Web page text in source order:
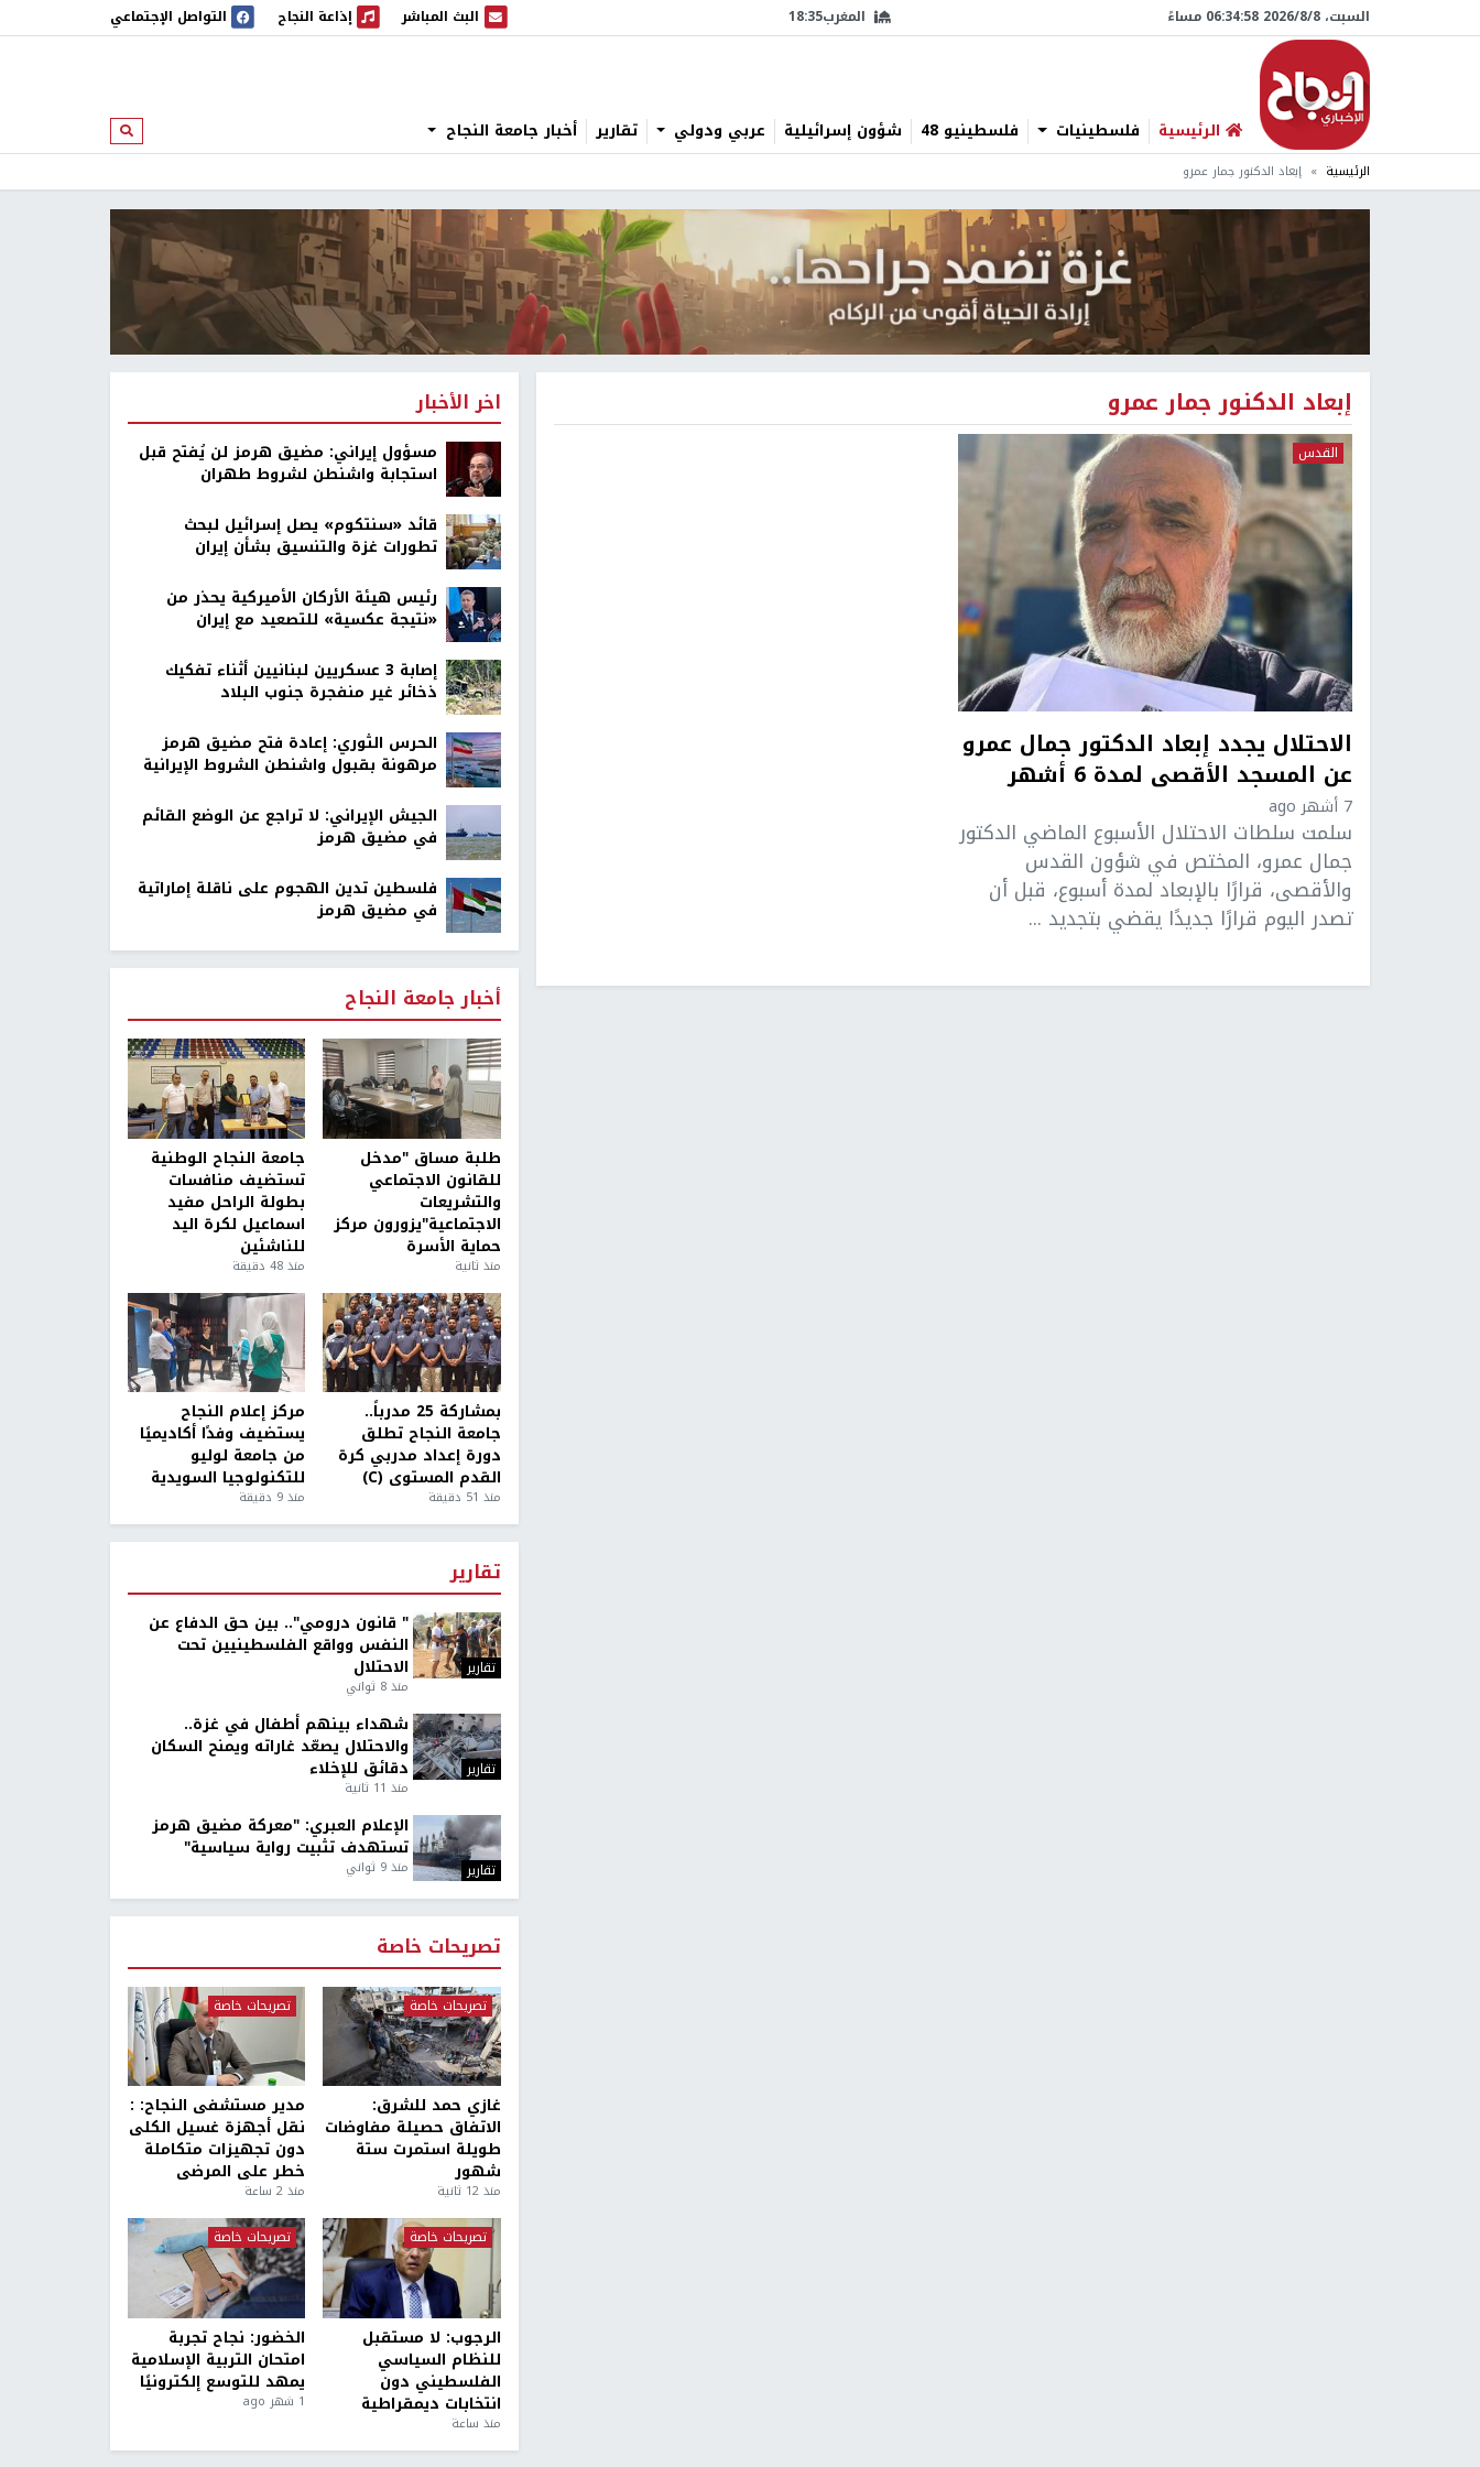
السبت، 8/‏8/‏2026 06:34:58 مساءً المغرب18:35 البث المباشر
البث المباشر إذاعة النجاح
إذاعة النجاح التواصل الإجتماعي
الرئيسية فلسطينيات فلسطينيو 48 شؤون إسرائيلية عربي ودولي تقارير أخبار جامعة النجاح ابحث
الرئيسية إبعاد الدكنور جمار عمرو
إبعاد الدكنور جمار عمرو
القدس
الاحتلال يجدد إبعاد الدكتور جمال عمرو
عن المسجد الأقصى لمدة 6 أشهر
7 أشهر ago
سلمت سلطات الاحتلال الأسبوع الماضي الدكتور
جمال عمرو، المختص في شؤون القدس
والأقصى، قرارًا بالإبعاد لمدة أسبوع، قبل أن
تصدر اليوم قرارًا جديدًا يقضي بتجديد ...
اخر الأخبار
مسؤول إيراني: مضيق هرمز لن يُفتح قبل
استجابة واشنطن لشروط طهران
قائد «سنتكوم» يصل إسرائيل لبحث
تطورات غزة والتنسيق بشأن إيران
رئيس هيئة الأركان الأميركية يحذر من
«نتيجة عكسية» للتصعيد مع إيران
إصابة 3 عسكريين لبنانيين أثناء تفكيك
ذخائر غير منفجرة جنوب البلاد
الحرس الثوري: إعادة فتح مضيق هرمز
مرهونة بقبول واشنطن الشروط الإيرانية
الجيش الإيراني: لا تراجع عن الوضع القائم
في مضيق هرمز
فلسطين تدين الهجوم على ناقلة إماراتية
في مضيق هرمز
أخبار جامعة النجاح
طلبة مساق "مدخل
للقانون الاجتماعي
والتشريعات
الاجتماعية"يزورون مركز
حماية الأسرة
منذ ثانية
جامعة النجاح الوطنية
تستضيف منافسات
بطولة الراحل مفيد
اسماعيل لكرة اليد
للناشئين
منذ 48 دقيقة
بمشاركة 25 مدرباً..
جامعة النجاح تطلق
دورة إعداد مدربي كرة
القدم المستوى (C)
منذ 51 دقيقة
مركز إعلام النجاح
يستضيف وفدًا أكاديميًا
من جامعة لوليو
للتكنولوجيا السويدية
منذ 9 دقيقة
تقارير
تقارير
" قانون درومي".. بين حق الدفاع عن
النفس وواقع الفلسطينيين تحت
الاحتلال
منذ 8 ثواني
تقارير
شهداء بينهم أطفال في غزة..
والاحتلال يصعّد غاراته ويمنح السكان
دقائق للإخلاء
منذ 11 ثانية
تقارير
الإعلام العبري: "معركة مضيق هرمز
تستهدف تثبيت رواية سياسية"
منذ 9 ثواني
تصريحات خاصة
تصريحات خاصة
غازي حمد للشرق:
الاتفاق حصيلة مفاوضات
طويلة استمرت ستة
شهور
منذ 12 ثانية
تصريحات خاصة
مدير مستشفى النجاح: :
نقل أجهزة غسيل الكلى
دون تجهيزات متكاملة
خطر على المرضى
منذ 2 ساعة
تصريحات خاصة
الرجوب: لا مستقبل
للنظام السياسي
الفلسطيني دون
انتخابات ديمقراطية
منذ ساعة
تصريحات خاصة
الخضور: نجاح تجربة
امتحان التربية الإسلامية
يمهد للتوسع إلكترونيًا
1 شهر ago